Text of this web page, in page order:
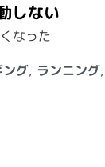
しない
なった
ング, ランニング,